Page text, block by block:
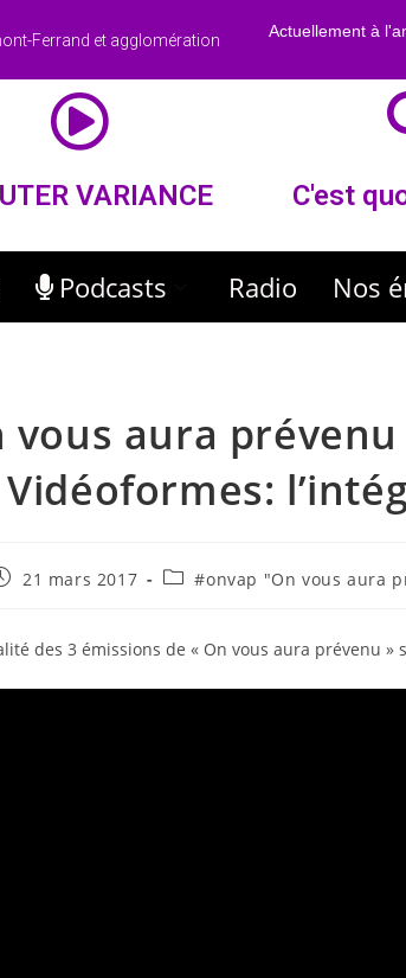
Ferrand et agglomération
VARIANCE C'est
Podcasts Radio Nos
vous aura prévenu
Vidéoformes:
21 mars 2017 #onvap "On vous aura
des 3 émissions de « On vous aura prévenu »